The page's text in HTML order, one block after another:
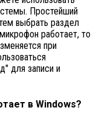
Простейший
выбрать раздел
работает, то
при
для записи и
в Windows?